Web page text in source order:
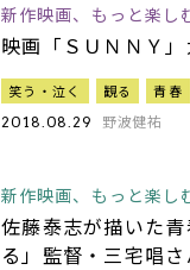
新作映画、もっと楽し
映画「ＳＵＮＮＹ
笑う・泣く 観る 青春
2018.08.29 野波健祐
新作映画、もっと楽し
佐藤泰志が描いた
る」監督・三宅唱さ